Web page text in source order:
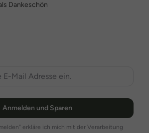
Dankeschön
Anmelden und Sparen
erkläre ich mich mit der Verarbeitung